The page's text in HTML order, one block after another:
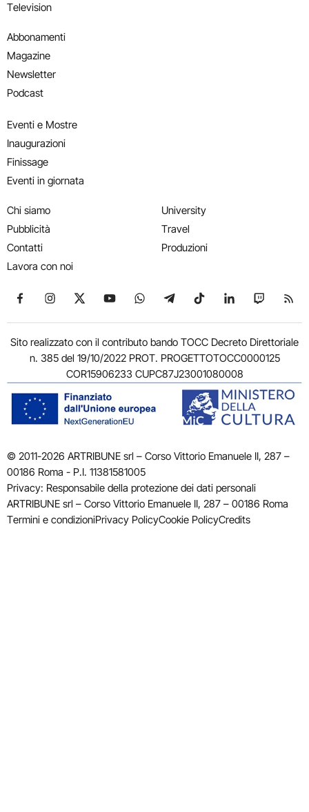
Television
Abbonamenti
Magazine
Newsletter
Podcast
Eventi e Mostre
Inaugurazioni
Finissage
Eventi in giornata
Chi siamo
Pubblicità
Contatti
Lavora con noi
University
Travel
Produzioni
Seguici su Facebook
Seguici su Instagram
Seguici su X
Seguici su YouTube
Seguici su WhatsApp
Seguici su Telegram
Seguici su TikTok
Seguici su
Seguici
Sito realizzato con il contributo bando TOCC Decreto Direttoriale
n. 385 del 19/10/2022 PROT. PROGETTOTOCC0000125
COR15906233 CUPC87J23001080008
© 2011-2026 ARTRIBUNE srl – Corso Vittorio Emanuele II, 287 –
00186 Roma - P.I. 11381581005
Privacy: Responsabile della protezione dei dati personali
ARTRIBUNE srl – Corso Vittorio Emanuele II, 287 – 00186 Roma
Termini e condizioniPrivacy PolicyCookie PolicyCredits